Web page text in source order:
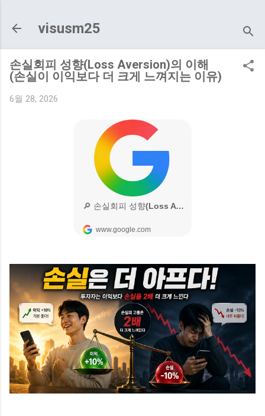
visusm25
손실회피 성향(Loss Aversion)의 이해
(손실이 이익보다 더 크게 느껴지는 이유)
6월 28, 2026